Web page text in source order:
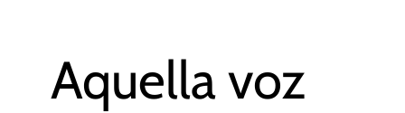
Aquella voz